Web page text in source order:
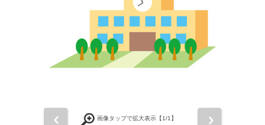
画像タップで拡大表示【1/1】